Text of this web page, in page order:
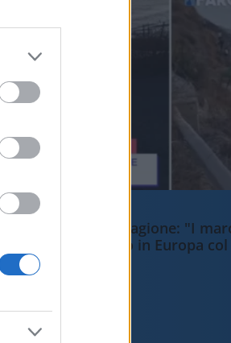
ESTERI
Meloni aveva ragione: "I
sbarcano in Europa